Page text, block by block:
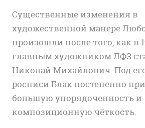
Существенные изменения в
художественной манере
произошли после того, как в
главным художником ЛФЗ
Николай Михайлович. Под
росписи Блак постепенно
большую упорядоченность и
композиционную чёткость.